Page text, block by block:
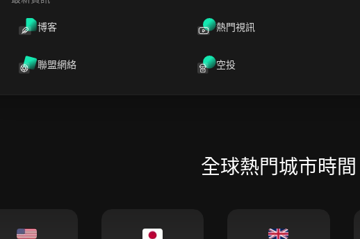
博客 熱門視訊
聯盟網絡 空投
丹吉爾
星期四08/06
全球熱門城市時間